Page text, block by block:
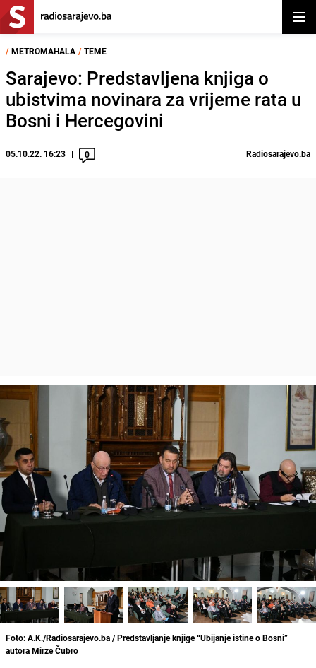
/ METROMAHALA / TEME
Sarajevo: Predstavljena knjiga o
ubistvima novinara za vrijeme rata u
Bosni i Hercegovini
05.10.22. 16:23 0 Radiosarajevo.ba
Foto: A.K./Radiosarajevo.ba / Predstavljanje knjige “Ubijanje istine o Bosni”
autora Mirze Čubro